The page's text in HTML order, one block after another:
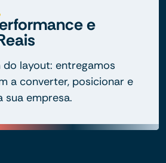
e
do layout: entregamos
a converter, posicionar e
sua empresa.